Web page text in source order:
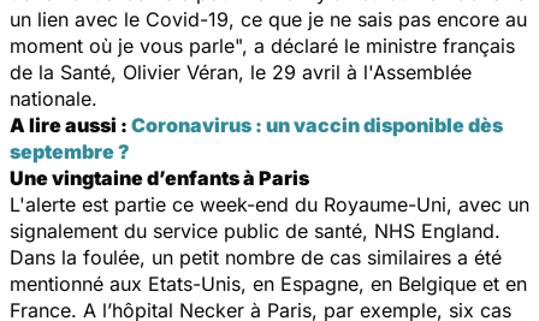
un lien avec le Covid-19, ce que je ne sais pas encore au
moment où je vous parle", a déclaré le ministre français
de la Santé, Olivier Véran, le 29 avril à l'Assemblée
nationale.
A lire aussi : Coronavirus : un vaccin disponible dès
septembre ?
Une vingtaine d’enfants à Paris
L'alerte est partie ce week-end du Royaume-Uni, avec un
signalement du service public de santé, NHS England.
Dans la foulée, un petit nombre de cas similaires a été
mentionné aux Etats-Unis, en Espagne, en Belgique et en
France. A l’hôpital Necker à Paris, par exemple, six cas